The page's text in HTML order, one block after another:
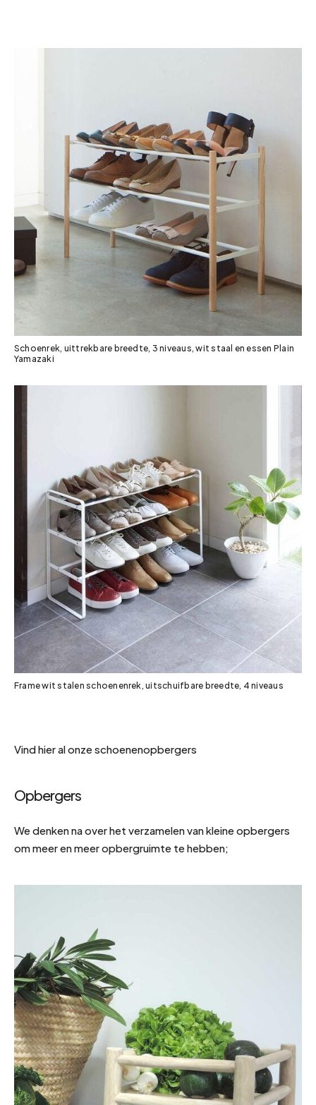
Schoenrek, uittrekbare breedte, 3 niveaus, wit staal en essen Plain
Yamazaki
Frame wit stalen schoenenrek, uitschuifbare breedte, 4 niveaus
Vind hier al onze schoenenopbergers
Opbergers
We denken na over het verzamelen van kleine opbergers
om meer en meer opbergruimte te hebben;